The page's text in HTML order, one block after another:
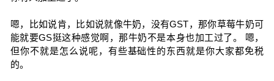
嗯，比如说肯，比如说就像牛奶，没有GST，那你草莓牛奶可
能就要GS挺这种感觉啊，那牛奶不是本身也加工过了。 嗯，
但你不就是怎么说呢，有些基础性的东西就是你大家都免税
的。